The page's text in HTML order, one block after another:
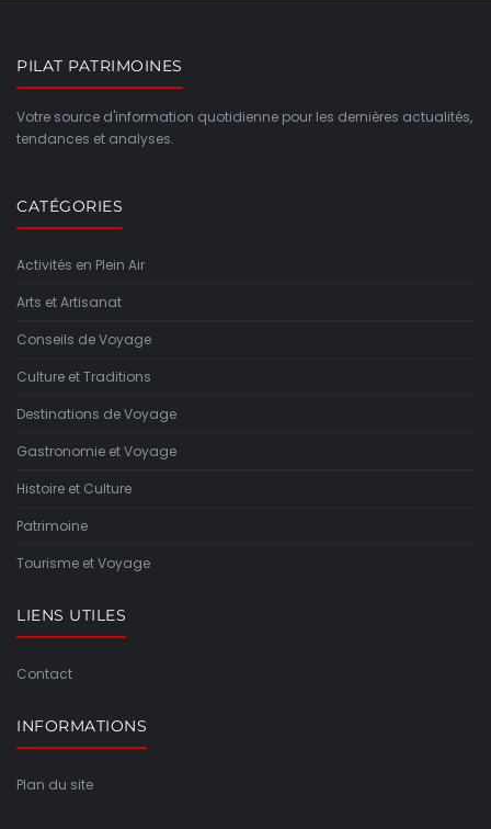
PILAT PATRIMOINES
Votre source d'information quotidienne pour les dernières actualités,
tendances et analyses.
CATÉGORIES
Activités en Plein Air
Arts et Artisanat
Conseils de Voyage
Culture et Traditions
Destinations de Voyage
Gastronomie et Voyage
Histoire et Culture
Patrimoine
Tourisme et Voyage
LIENS UTILES
Contact
INFORMATIONS
Plan du site